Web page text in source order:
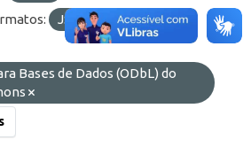
JSON
HTML
Bases de Dados (ODbL) do